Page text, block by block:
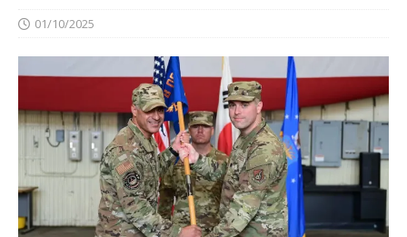
01/10/2025